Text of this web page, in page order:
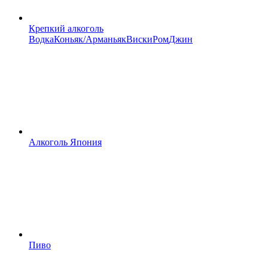
Крепкий алкоголь
ВодкаКоньяк/АрманьякВискиРомДжин
Алкоголь Япония
Пиво